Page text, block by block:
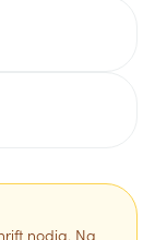
nodig. Na